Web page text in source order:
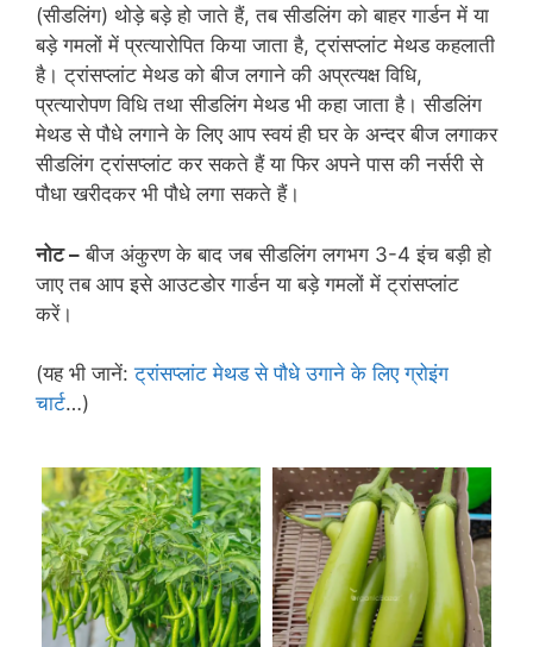
(सीडलिंग) थोड़े बड़े हो जाते हैं, तब सीडलिंग को बाहर गार्डन में या
बड़े गमलों में प्रत्यारोपित किया जाता है, ट्रांसप्लांट मेथड कहलाती
है। ट्रांसप्लांट मेथड को बीज लगाने की अप्रत्यक्ष विधि,
प्रत्यारोपण विधि तथा सीडलिंग मेथड भी कहा जाता है। सीडलिंग
मेथड से पौधे लगाने के लिए आप स्वयं ही घर के अन्दर बीज लगाकर
सीडलिंग ट्रांसप्लांट कर सकते हैं या फिर अपने पास की नर्सरी से
पौधा खरीदकर भी पौधे लगा सकते हैं।
नोट – बीज अंकुरण के बाद जब सीडलिंग लगभग 3-4 इंच बड़ी हो
जाए तब आप इसे आउटडोर गार्डन या बड़े गमलों में ट्रांसप्लांट
करें।
(यह भी जानें:ट्रांसप्लांट मेथड से पौधे उगाने के लिए ग्रोइंग
चार्ट…)